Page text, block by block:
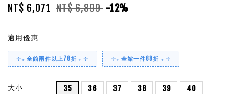
NT$ 6,071 NT$ 6,899 -12%
適用優惠
⊹₊ 全館兩件以上78折 ₊ ⊹ ⊹₊ 全館一件88折 ₊ ⊹
大小 35 36 37 38 39 40